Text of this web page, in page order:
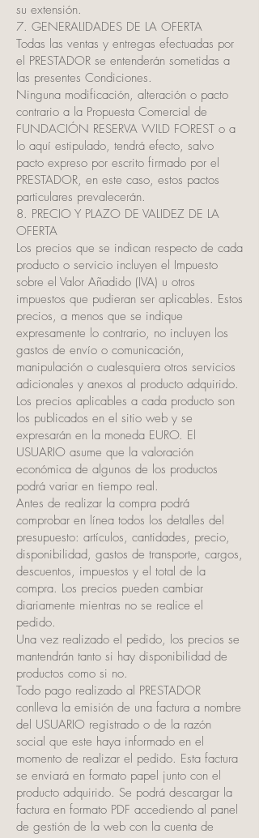
su extensión.
7. GENERALIDADES DE LA OFERTA
Todas las ventas y entregas efectuadas por
el PRESTADOR se entenderán sometidas a
las presentes Condiciones.
Ninguna modificación, alteración o pacto
contrario a la Propuesta Comercial de
FUNDACIÓN RESERVA WILD FOREST o a
lo aquí estipulado, tendrá efecto, salvo
pacto expreso por escrito firmado por el
PRESTADOR, en este caso, estos pactos
particulares prevalecerán.
8. PRECIO Y PLAZO DE VALIDEZ DE LA
OFERTA
Los precios que se indican respecto de cada
producto o servicio incluyen el Impuesto
sobre el Valor Añadido (IVA) u otros
impuestos que pudieran ser aplicables. Estos
precios, a menos que se indique
expresamente lo contrario, no incluyen los
gastos de envío o comunicación,
manipulación o cualesquiera otros servicios
adicionales y anexos al producto adquirido.
Los precios aplicables a cada producto son
los publicados en el sitio web y se
expresarán en la moneda EURO. El
USUARIO asume que la valoración
económica de algunos de los productos
podrá variar en tiempo real.
Antes de realizar la compra podrá
comprobar en línea todos los detalles del
presupuesto: artículos, cantidades, precio,
disponibilidad, gastos de transporte, cargos,
descuentos, impuestos y el total de la
compra. Los precios pueden cambiar
diariamente mientras no se realice el
pedido.
Una vez realizado el pedido, los precios se
mantendrán tanto si hay disponibilidad de
productos como si no.
Todo pago realizado al PRESTADOR
conlleva la emisión de una factura a nombre
del USUARIO registrado o de la razón
social que este haya informado en el
momento de realizar el pedido. Esta factura
se enviará en formato papel junto con el
producto adquirido. Se podrá descargar la
factura en formato PDF accediendo al panel
de gestión de la web con la cuenta de